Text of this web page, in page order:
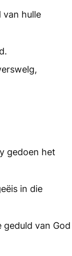
van hulle
gedoen het
in die
geduld van God